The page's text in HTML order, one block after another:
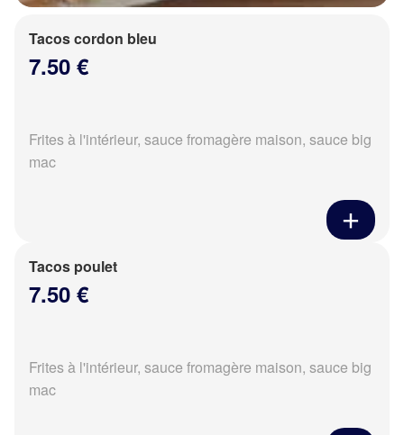
Tacos cordon bleu
7.50 €
Frites à l'intérieur, sauce fromagère maison, sauce big
mac
Tacos poulet
7.50 €
Frites à l'intérieur, sauce fromagère maison, sauce big
mac